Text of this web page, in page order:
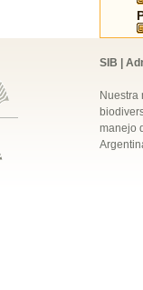
SIB |
Nuestra
manejo